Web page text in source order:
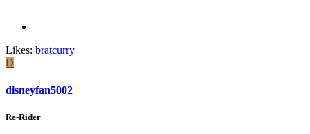
Likes: bratcurry
D
disneyfan5002
Re-Rider